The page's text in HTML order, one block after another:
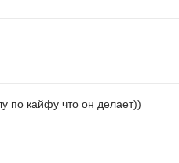
по кайфу что он делает))